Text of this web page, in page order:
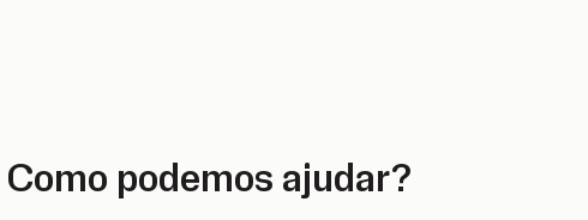
Como podemos ajudar?